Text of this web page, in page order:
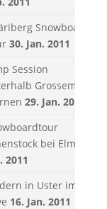
Snowboard
30. Jan. 2011
Session
Grossem
29. Jan. 2011
bei Elm
2011
in Uster im
16. Jan. 2011